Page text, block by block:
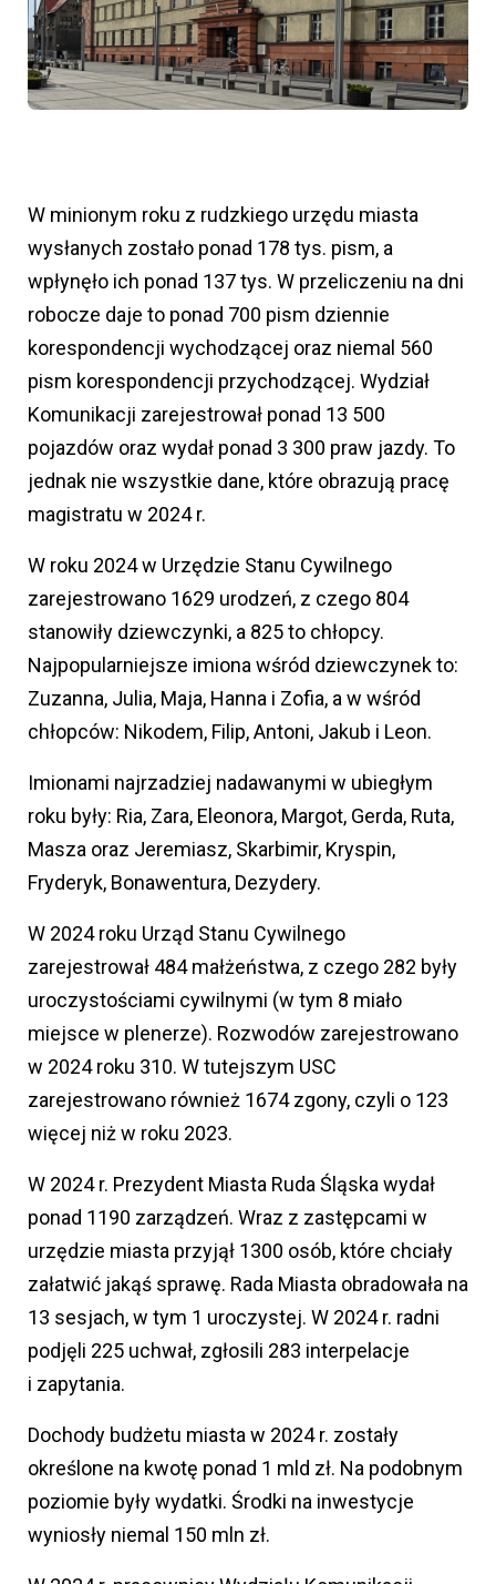
W minionym roku z rudzkiego urzędu miasta
wysłanych zostało ponad 178 tys. pism, a
wpłynęło ich ponad 137 tys. W przeliczeniu na dni
robocze daje to ponad 700 pism dziennie
korespondencji wychodzącej oraz niemal 560
pism korespondencji przychodzącej. Wydział
Komunikacji zarejestrował ponad 13 500
pojazdów oraz wydał ponad 3 300 praw jazdy. To
jednak nie wszystkie dane, które obrazują pracę
magistratu w 2024 r.
W roku 2024 w Urzędzie Stanu Cywilnego
zarejestrowano 1629 urodzeń, z czego 804
stanowiły dziewczynki, a 825 to chłopcy.
Najpopularniejsze imiona wśród dziewczynek to:
Zuzanna, Julia, Maja, Hanna i Zofia, a w wśród
chłopców: Nikodem, Filip, Antoni, Jakub i Leon.
Imionami najrzadziej nadawanymi w ubiegłym
roku były: Ria, Zara, Eleonora, Margot, Gerda, Ruta,
Masza oraz Jeremiasz, Skarbimir, Kryspin,
Fryderyk, Bonawentura, Dezydery.
W 2024 roku Urząd Stanu Cywilnego
zarejestrował 484 małżeństwa, z czego 282 były
uroczystościami cywilnymi (w tym 8 miało
miejsce w plenerze). Rozwodów zarejestrowano
w 2024 roku 310. W tutejszym USC
zarejestrowano również 1674 zgony, czyli o 123
więcej niż w roku 2023.
W 2024 r. Prezydent Miasta Ruda Śląska wydał
ponad 1190 zarządzeń. Wraz z zastępcami w
urzędzie miasta przyjął 1300 osób, które chciały
załatwić jakąś sprawę. Rada Miasta obradowała na
13 sesjach, w tym 1 uroczystej. W 2024 r. radni
podjęli 225 uchwał, zgłosili 283 interpelacje
i zapytania.
Dochody budżetu miasta w 2024 r. zostały
określone na kwotę ponad 1 mld zł. Na podobnym
poziomie były wydatki. Środki na inwestycje
wyniosły niemal 150 mln zł.